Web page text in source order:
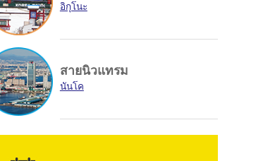
อิกุโนะ
สายนิวแทรม
นันโค